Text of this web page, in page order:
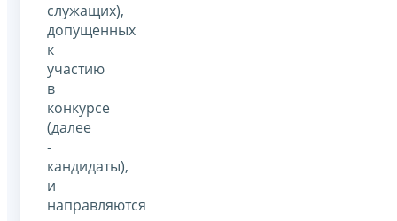
служащих),
допущенных
к
участию
в
конкурсе
(далее
-
кандидаты),
и
направляются